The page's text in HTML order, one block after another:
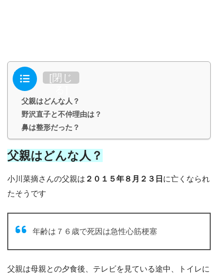
目次 [閉じ
父親はどんな人？
野沢直子と不仲理由は？
鼻は整形だった？
父親はどんな人？
小川菜摘さんの父親は ２０１５年８月２３日 に亡くなられ
たそうです
年齢は７６歳で死因は急性心筋梗塞
父親は母親との夕食後、テレビを見ている途中、トイレに